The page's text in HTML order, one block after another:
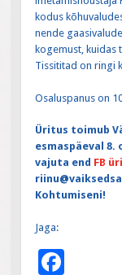
kodus
nende
kogemust, kuidas
Tissititad on ringi
Osaluspanus on
Üritus toimub
esmaspäeval
vajuta end FB
Kohtumiseni!
Jaga: